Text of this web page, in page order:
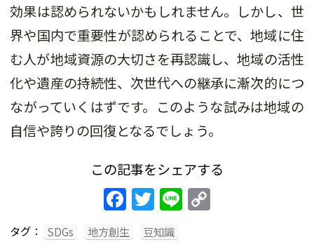
効果は認められないかもしれません。しかし、世
界や国内で重要性が認められることで、地域に住
む人が地域資源の大切さを再認識し、地域の活性
化や遺産の持続性、次世代への継承に漸次的につ
ながっていくはずです。このような試みは地域の
自信や誇りの回復となるでしょう。
この記事をシェアする
Facebook
Twitter
Line
タグ： SDGs 地方創生 豆知識